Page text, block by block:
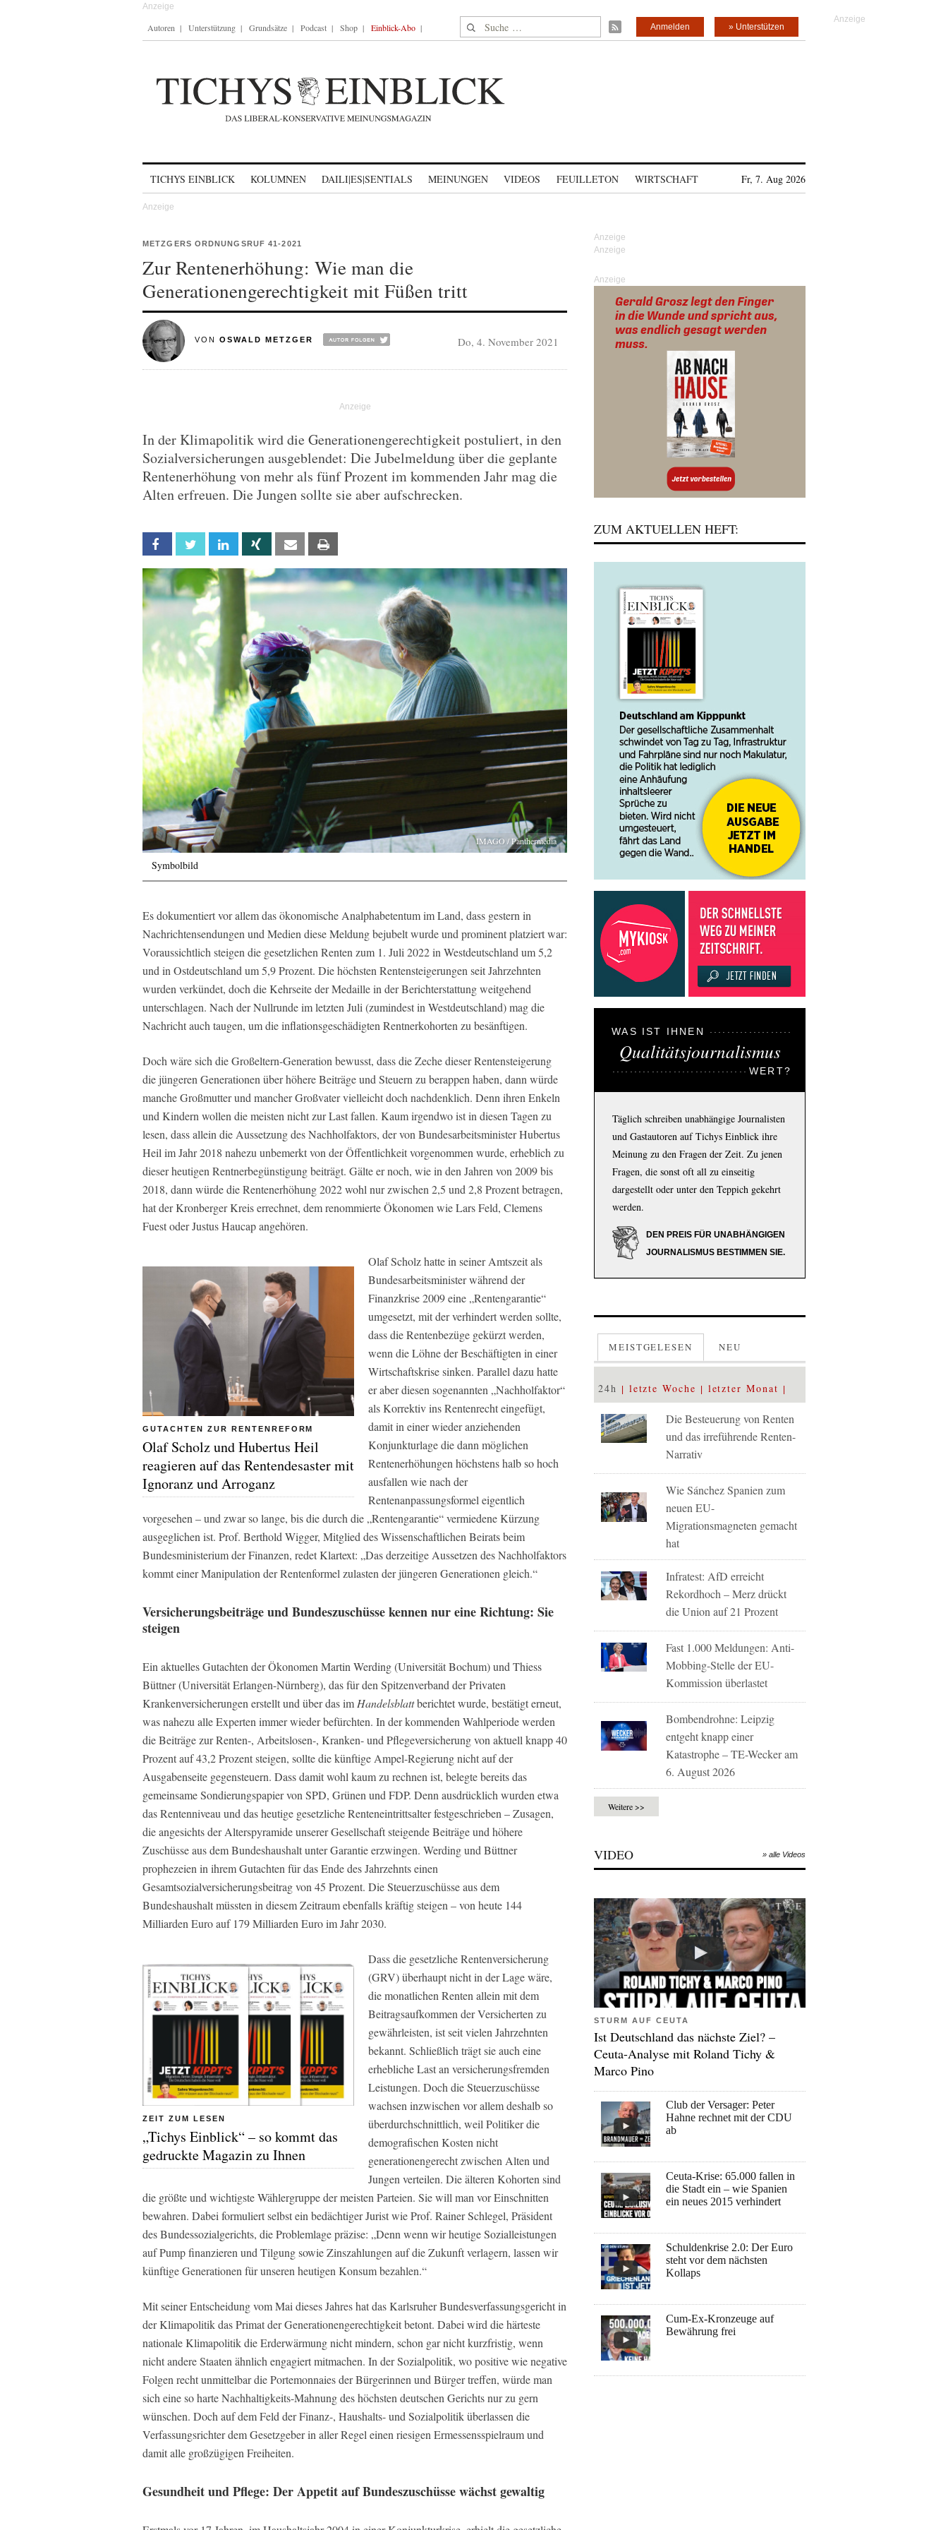
Autoren Unterstützung Grundsätze Podcast Shop Einblick-Abo Suche nach: » Unterstützen
Anmelden
TICHYS EINBLICK KOLUMNEN DAILI|ES|SENTIALS MEINUNGEN VIDEOS FEUILLETON WIRTSCHAFT Fr, 7. Aug 2026
METZGERS ORDNUNGSRUF 41-2021
Zur Rentenerhöhung: Wie man die
Generationengerechtigkeit mit Füßen tritt
VON OSWALD METZGER Do, 4. November 2021
In der Klimapolitik wird die Generationengerechtigkeit postuliert, in den
Sozialversicherungen ausgeblendet: Die Jubelmeldung über die geplante
Rentenerhöhung von mehr als fünf Prozent im kommenden Jahr mag die
Alten erfreuen. Die Jungen sollte sie aber aufschrecken.
Facebook Twitter Linkedin Xing Email
IMAGO / Panthermedia
Symbolbild
Es dokumentiert vor allem das ökonomische Analphabetentum im Land, dass gestern in
Nachrichtensendungen und Medien diese Meldung bejubelt wurde und prominent platziert war:
Voraussichtlich steigen die gesetzlichen Renten zum 1. Juli 2022 in Westdeutschland um 5,2
und in Ostdeutschland um 5,9 Prozent. Die höchsten Rentensteigerungen seit Jahrzehnten
wurden verkündet, doch die Kehrseite der Medaille in der Berichterstattung weitgehend
unterschlagen. Nach der Nullrunde im letzten Juli (zumindest in Westdeutschland) mag die
Nachricht auch taugen, um die inflationsgeschädigten Rentnerkohorten zu besänftigen.
Doch wäre sich die Großeltern-Generation bewusst, dass die Zeche dieser Rentensteigerung
die jüngeren Generationen über höhere Beiträge und Steuern zu berappen haben, dann würde
manche Großmutter und mancher Großvater vielleicht doch nachdenklich. Denn ihren Enkeln
und Kindern wollen die meisten nicht zur Last fallen. Kaum irgendwo ist in diesen Tagen zu
lesen, dass allein die Aussetzung des Nachholfaktors, der von Bundesarbeitsminister Hubertus
Heil im Jahr 2018 nahezu unbemerkt von der Öffentlichkeit vorgenommen wurde, erheblich zu
dieser heutigen Rentnerbegünstigung beiträgt. Gälte er noch, wie in den Jahren von 2009 bis
2018, dann würde die Rentenerhöhung 2022 wohl nur zwischen 2,5 und 2,8 Prozent betragen,
hat der Kronberger Kreis errechnet, dem renommierte Ökonomen wie Lars Feld, Clemens
Fuest oder Justus Haucap angehören.
GUTACHTEN ZUR RENTENREFORM
Olaf Scholz und Hubertus Heil
reagieren auf das Rentendesaster mit
Ignoranz und Arroganz
Olaf Scholz hatte in seiner Amtszeit als
Bundesarbeitsminister während der
Finanzkrise 2009 eine „Rentengarantie“
umgesetzt, mit der verhindert werden sollte,
dass die Rentenbezüge gekürzt werden,
wenn die Löhne der Beschäftigten in einer
Wirtschaftskrise sinken. Parallel dazu hatte
er aber diesen sogenannten „Nachholfaktor“
als Korrektiv ins Rentenrecht eingefügt,
damit in einer wieder anziehenden
Konjunkturlage die dann möglichen
Rentenerhöhungen höchstens halb so hoch
ausfallen wie nach der
Rentenanpassungsformel eigentlich
vorgesehen – und zwar so lange, bis die durch die „Rentengarantie“ vermiedene Kürzung
ausgeglichen ist. Prof. Berthold Wigger, Mitglied des Wissenschaftlichen Beirats beim
Bundesministerium der Finanzen, redet Klartext: „Das derzeitige Aussetzen des Nachholfaktors
kommt einer Manipulation der Rentenformel zulasten der jüngeren Generationen gleich.“
Versicherungsbeiträge und Bundeszuschüsse kennen nur eine Richtung: Sie
steigen
Ein aktuelles Gutachten der Ökonomen Martin Werding (Universität Bochum) und Thiess
Büttner (Universität Erlangen-Nürnberg), das für den Spitzenverband der Privaten
Krankenversicherungen erstellt und über das im Handelsblattberichtet wurde, bestätigt erneut,
was nahezu alle Experten immer wieder befürchten. In der kommenden Wahlperiode werden
die Beiträge zur Renten-, Arbeitslosen-, Kranken- und Pflegeversicherung von aktuell knapp 40
Prozent auf 43,2 Prozent steigen, sollte die künftige Ampel-Regierung nicht auf der
Ausgabenseite gegensteuern. Dass damit wohl kaum zu rechnen ist, belegte bereits das
gemeinsame Sondierungspapier von SPD, Grünen und FDP. Denn ausdrücklich wurden etwa
das Rentenniveau und das heutige gesetzliche Renteneintrittsalter festgeschrieben – Zusagen,
die angesichts der Alterspyramide unserer Gesellschaft steigende Beiträge und höhere
Zuschüsse aus dem Bundeshaushalt unter Garantie erzwingen. Werding und Büttner
prophezeien in ihrem Gutachten für das Ende des Jahrzehnts einen
Gesamtsozialversicherungsbeitrag von 45 Prozent. Die Steuerzuschüsse aus dem
Bundeshaushalt müssten in diesem Zeitraum ebenfalls kräftig steigen – von heute 144
Milliarden Euro auf 179 Milliarden Euro im Jahr 2030.
ZEIT ZUM LESEN
„Tichys Einblick“ – so kommt das
gedruckte Magazin zu Ihnen
Dass die gesetzliche Rentenversicherung
(GRV) überhaupt nicht in der Lage wäre,
die monatlichen Renten allein mit dem
Beitragsaufkommen der Versicherten zu
gewährleisten, ist seit vielen Jahrzehnten
bekannt. Schließlich trägt sie auch eine
erhebliche Last an versicherungsfremden
Leistungen. Doch die Steuerzuschüsse
wachsen inzwischen vor allem deshalb so
überdurchschnittlich, weil Politiker die
demografischen Kosten nicht
generationengerecht zwischen Alten und
Jungen verteilen. Die älteren Kohorten sind
die größte und wichtigste Wählergruppe der meisten Parteien. Sie will man vor Einschnitten
bewahren. Dabei formuliert selbst ein bedächtiger Jurist wie Prof. Rainer Schlegel, Präsident
des Bundessozialgerichts, die Problemlage präzise: „Denn wenn wir heutige Sozialleistungen
auf Pump finanzieren und Tilgung sowie Zinszahlungen auf die Zukunft verlagern, lassen wir
künftige Generationen für unseren heutigen Konsum bezahlen.“
Mit seiner Entscheidung vom Mai dieses Jahres hat das Karlsruher Bundesverfassungsgericht in
der Klimapolitik das Primat der Generationengerechtigkeit betont. Dabei wird die härteste
nationale Klimapolitik die Erderwärmung nicht mindern, schon gar nicht kurzfristig, wenn
nicht andere Staaten ähnlich engagiert mitmachen. In der Sozialpolitik, wo positive wie negative
Folgen recht unmittelbar die Portemonnaies der Bürgerinnen und Bürger treffen, würde man
sich eine so harte Nachhaltigkeits-Mahnung des höchsten deutschen Gerichts nur zu gern
wünschen. Doch auf dem Feld der Finanz-, Haushalts- und Sozialpolitik überlassen die
Verfassungsrichter dem Gesetzgeber in aller Regel einen riesigen Ermessensspielraum und
damit alle großzügigen Freiheiten.
Gesundheit und Pflege: Der Appetit auf Bundeszuschüsse wächst gewaltig
Anzeige
ZUM AKTUELLEN HEFT:
WAS IST IHNEN
Qualitätsjournalismus
WERT?
Täglich schreiben unabhängige Journalisten
und Gastautoren auf Tichys Einblick ihre
Meinung zu den Fragen der Zeit. Zu jenen
Fragen, die sonst oft all zu einseitig
dargestellt oder unter den Teppich gekehrt
werden.
DEN PREIS FÜR UNABHÄNGIGEN
JOURNALISMUS BESTIMMEN SIE.
MEISTGELESEN NEU
24h letzte Woche letzter Monat
Die Besteuerung von Renten
und das irreführende Renten-
Narrativ
Wie Sánchez Spanien zum
neuen EU-
Migrationsmagneten gemacht
hat
Infratest: AfD erreicht
Rekordhoch – Merz drückt
die Union auf 21 Prozent
Fast 1.000 Meldungen: Anti-
Mobbing-Stelle der EU-
Kommission überlastet
Bombendrohne: Leipzig
entgeht knapp einer
Katastrophe – TE-Wecker am
6. August 2026
Weitere >>
VIDEO » alle Videos
STURM AUF CEUTA
Ist Deutschland das nächste Ziel? –
Ceuta-Analyse mit Roland Tichy &
Marco Pino
Club der Versager: Peter
Hahne rechnet mit der CDU
ab
Ceuta-Krise: 65.000 fallen in
die Stadt ein – wie Spanien
ein neues 2015 verhindert
Schuldenkrise 2.0: Der Euro
steht vor dem nächsten
Kollaps
Cum-Ex-Kronzeuge auf
Bewährung frei